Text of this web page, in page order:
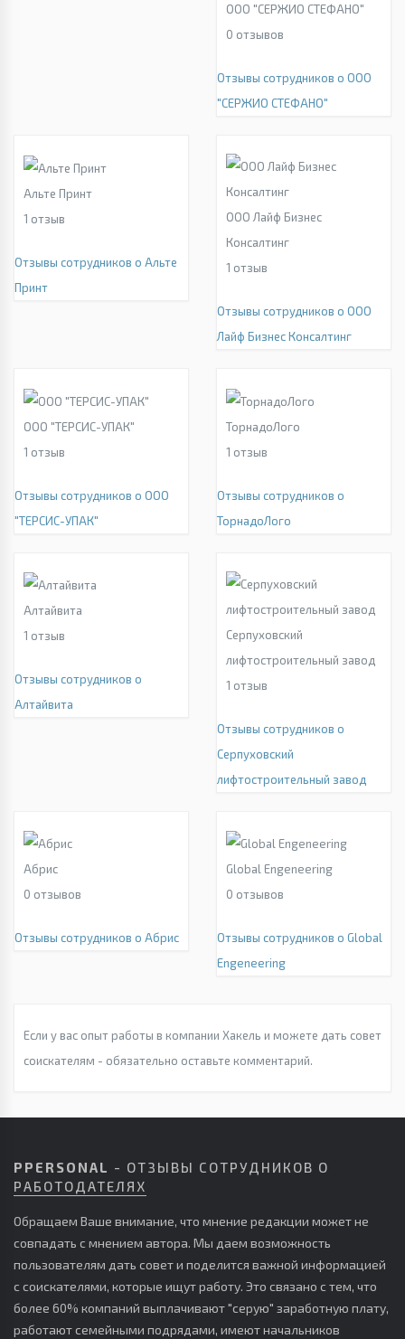
ООО "СЕРЖИО СТЕФАНО"
0 отзывов
Отзывы сотрудников о ООО
"СЕРЖИО СТЕФАНО"
Альте Принт
1 отзыв
Отзывы сотрудников о Альте
Принт
ООО Лайф Бизнес
Консалтинг
1 отзыв
Отзывы сотрудников о ООО
Лайф Бизнес Консалтинг
ООО "ТЕРСИС-УПАК"
1 отзыв
Отзывы сотрудников о ООО
"ТЕРСИС-УПАК"
ТорнадоЛого
1 отзыв
Отзывы сотрудников о
ТорнадоЛого
Алтайвита
1 отзыв
Отзывы сотрудников о
Алтайвита
Серпуховский
лифтостроительный завод
1 отзыв
Отзывы сотрудников о
Серпуховский
лифтостроительный завод
Абрис
0 отзывов
Отзывы сотрудников о Абрис
Global Engeneering
0 отзывов
Отзывы сотрудников о Global
Engeneering
Если у вас опыт работы в компании Хакель и можете дать совет
соискателям - обязательно оставьте комментарий.
PPERSONAL - ОТЗЫВЫ СОТРУДНИКОВ О
РАБОТОДАТЕЛЯХ
Обращаем Ваше внимание, что мнение редакции может не
совпадать с мнением автора. Мы даем возможность
пользователям дать совет и поделится важной информацией
с соискателями, которые ищут работу. Это связано с тем, что
более 60% компаний выплачивают "серую" заработную плату,
работают семейными подрядами, имеют начальников